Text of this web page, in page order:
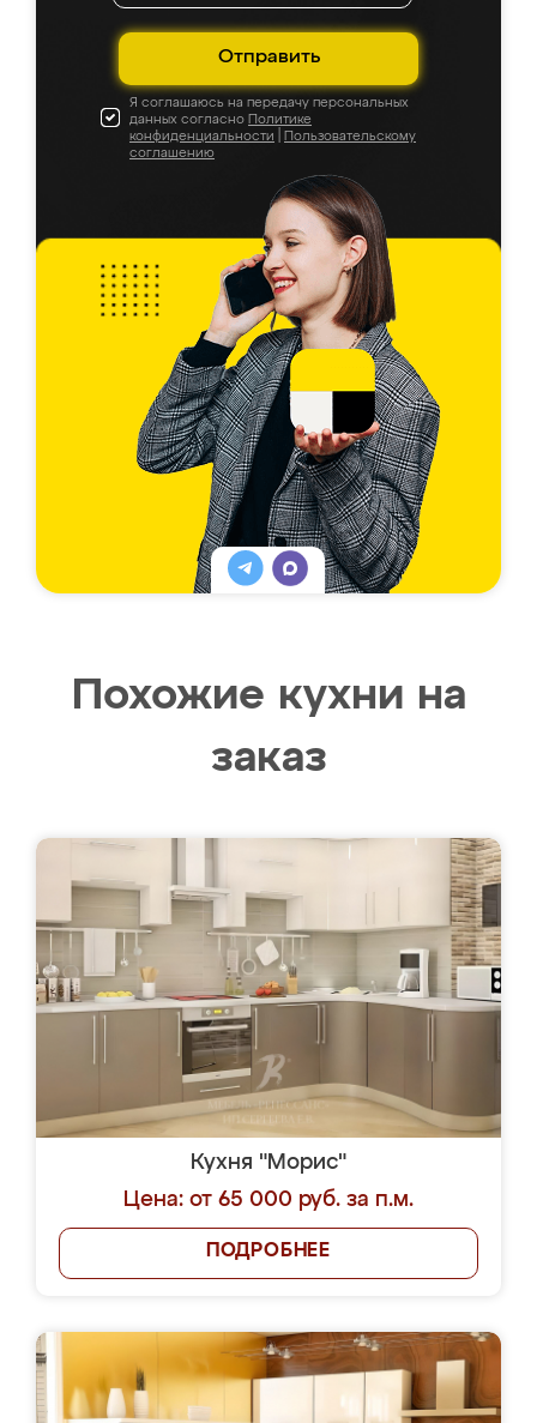
Отправить
Я соглашаюсь на передачу персональных
данных согласно Политике
конфиденциальности
Пользовательскому
соглашению
Похожие кухни на
заказ
Кухня "Морис"
Цена: от 65 000 руб. за п.м.
ПОДРОБНЕЕ